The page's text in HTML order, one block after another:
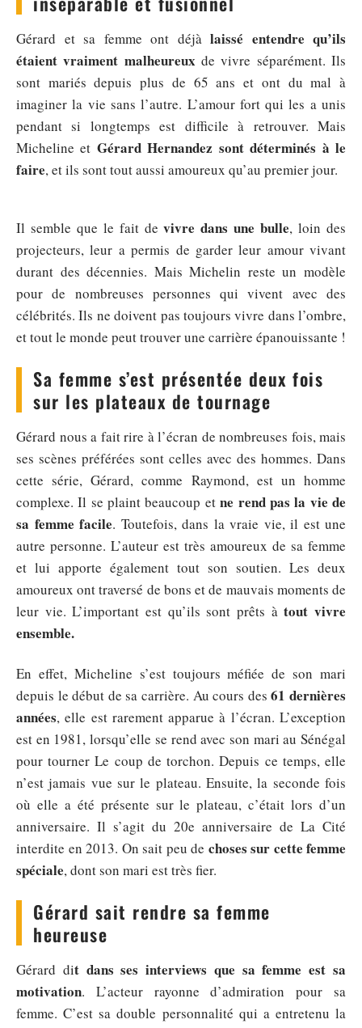
Gérard et sa femme ont déjàlaissé entendre qu’ils
étaient vraiment malheureux de vivre séparément. Ils
sont mariés depuis plus de 65 ans et ont du mal à
imaginer la vie sans l’autre. L’amour fort qui les a unis
pendant si longtemps est difficile à retrouver. Mais
Micheline et Gérard Hernandez sont déterminés à le
faire, et ils sont tout aussi amoureux qu’au premier jour.
Il semble que le fait de vivre dans une bulle, loin des
projecteurs, leur a permis de garder leur amour vivant
durant des décennies. Mais Michelin reste un modèle
pour de nombreuses personnes qui vivent avec des
célébrités. Ils ne doivent pas toujours vivre dans l’ombre,
et tout le monde peut trouver une carrière épanouissante !
Sa femme s’est présentée deux fois
sur les plateaux de tournage
Gérard nous a fait rire à l’écran de nombreuses fois, mais
ses scènes préférées sont celles avec des hommes. Dans
cette série, Gérard, comme Raymond, est un homme
complexe. Il se plaint beaucoup etne rend pas la vie de
sa femme facile. Toutefois, dans la vraie vie, il est une
autre personne. L’auteur est très amoureux de sa femme
et lui apporte également tout son soutien. Les deux
amoureux ont traversé de bons et de mauvais moments de
leur vie. L’important est qu’ils sont prêts àtout vivre
ensemble.
En effet, Micheline s’est toujours méfiée de son mari
depuis le début de sa carrière. Au cours des61 dernières
années, elle est rarement apparue à l’écran. L’exception
est en 1981, lorsqu’elle se rend avec son mari au Sénégal
pour tourner Le coup de torchon. Depuis ce temps, elle
n’est jamais vue sur le plateau. Ensuite, la seconde fois
où elle a été présente sur le plateau, c’était lors d’un
anniversaire. Il s’agit du 20e anniversaire de La Cité
interdite en 2013. On sait peu de choses sur cette femme
spéciale, dont son mari est très fier.
Gérard sait rendre sa femme
heureuse
Gérard dit dans ses interviews que sa femme est sa
motivation. L’acteur rayonne d’admiration pour sa
femme. C’est sa double personnalité qui a entretenu la